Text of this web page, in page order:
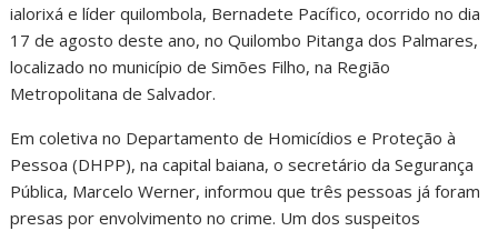
ialorixá e líder quilombola, Bernadete Pacífico, ocorrido no dia
17 de agosto deste ano, no Quilombo Pitanga dos Palmares,
localizado no município de Simões Filho, na Região
Metropolitana de Salvador.
Em coletiva no Departamento de Homicídios e Proteção à
Pessoa (DHPP), na capital baiana, o secretário da Segurança
Pública, Marcelo Werner, informou que três pessoas já foram
presas por envolvimento no crime. Um dos suspeitos